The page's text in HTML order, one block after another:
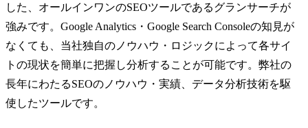
した、オールインワンのSEOツールであるグランサーチが
強みです。Google Analytics・Google Search Consoleの知見が
なくても、当社独自のノウハウ・ロジックによって各サイ
トの現状を簡単に把握し分析することが可能です。弊社の
長年にわたるSEOのノウハウ・実績、データ分析技術を駆
使したツールです。